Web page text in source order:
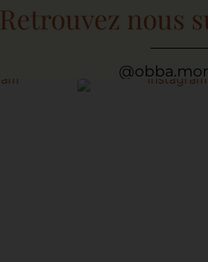
Retrouvez nous